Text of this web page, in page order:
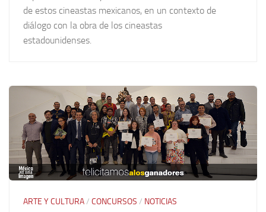
de estos cineastas mexicanos, en un contexto de
diálogo con la obra de los cineastas
estadounidenses.
ARTE Y CULTURA/ CONCURSOS / NOTICIAS